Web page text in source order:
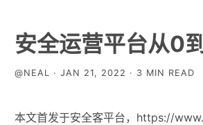
安全运营平台从0
@NEAL · JAN 21, 2022 · 3 MIN READ
本文首发于安全客平台，https://